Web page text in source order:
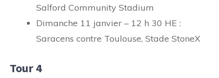
Salford Community Stadium
Dimanche 11 janvier – 12 h 30 HE :
Saracens contre Toulouse, Stade StoneX
Tour 4